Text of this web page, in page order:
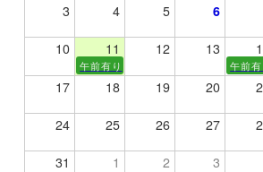
3 4 5 6
10 11 12 13
午前有り 午前有
17 18 19 20
24 25 26 27
31 1 2 3